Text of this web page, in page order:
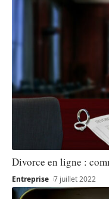
Divorce en ligne :
Entreprise 7 juillet 2022